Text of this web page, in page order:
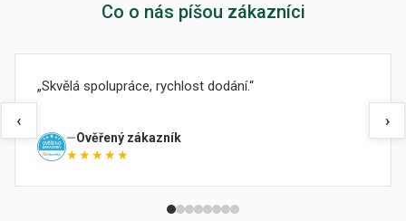
Co o nás píšou zákazníci
‹
Skvělá spolupráce, rychlost dodání.
Ověřený zákazník
★★★★★
›